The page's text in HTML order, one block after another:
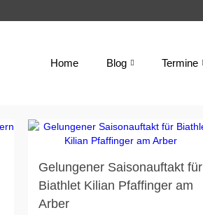
Home Blog Termine
Gelungener Saisonauftakt für
Biathlet Kilian Pfaffinger am
Arber